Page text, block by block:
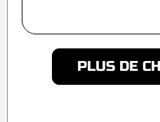
PLUS DE